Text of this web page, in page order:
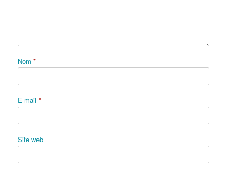
Nom *
E-mail *
Site web